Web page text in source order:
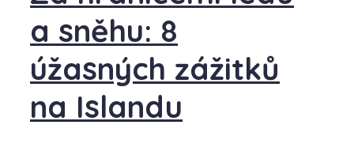
a sněhu: 8
úžasných zážitků
na Islandu